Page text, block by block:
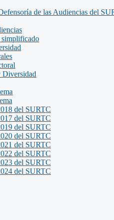
de las Audiencias del
Diversidad
del SURTC
del SURTC
del SURTC
del SURTC
del SURTC
del SURTC
del SURTC
del SURTC